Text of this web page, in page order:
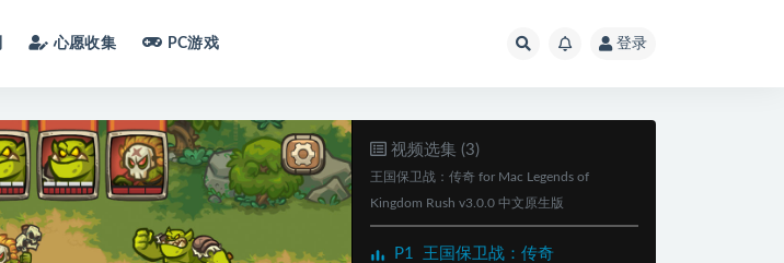
心愿收集 PC游戏 登录
视频选集 (3)
王国保卫战：传奇 for Mac Legends of
Kingdom Rush v3.0.0 中文原生版
P1
王国保卫战：传奇